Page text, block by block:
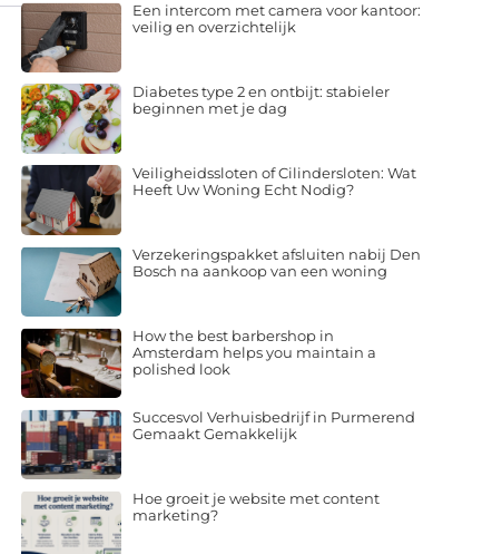
Een intercom met camera voor kantoor:
veilig en overzichtelijk
Diabetes type 2 en ontbijt: stabieler
beginnen met je dag
Veiligheidssloten of Cilindersloten: Wat
Heeft Uw Woning Echt Nodig?
Verzekeringspakket afsluiten nabij Den
Bosch na aankoop van een woning
How the best barbershop in
Amsterdam helps you maintain a
polished look
Succesvol Verhuisbedrijf in Purmerend
Gemaakt Gemakkelijk
Hoe groeit je website met content
marketing?